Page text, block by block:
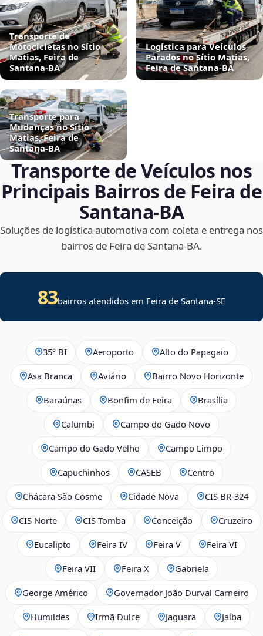
Transporte de
Motocicletas no Sítio
Matias, Feira de
Santana‑BA
Logística para Veículos
Parados no Sítio Matias,
Feira de Santana‑BA
Transporte para
Mudanças no Sítio
Matias, Feira de
Santana‑BA
Transporte de Veículos nos
Principais Bairros de Feira de
Santana‑BA
Soluções de logística automotiva com coleta e entrega nos
bairros de Feira de Santana‑BA.
83bairros atendidos em Feira de Santana-SE
35° BI Aeroporto Alto do Papagaio
Asa Branca Aviário Bairro Novo Horizonte
Baraúnas Bonfim de Feira Brasília
Calumbi Campo do Gado Novo
Campo do Gado Velho Campo Limpo
Capuchinhos CASEB Centro
Chácara São Cosme Cidade Nova CIS BR‑324
CIS Norte CIS Tomba Conceição Cruzeiro
Eucalipto Feira IV Feira V Feira VI
Feira VII Feira X Gabriela
George Américo Governador João Durval Carneiro
Humildes Irmã Dulce Jaguara Jaíba